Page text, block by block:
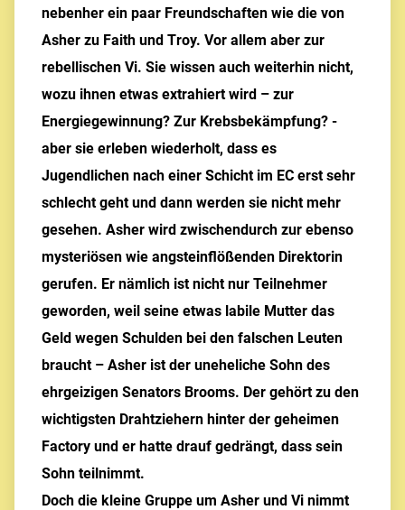
nebenher ein paar Freundschaften wie die von
Asher zu Faith und Troy. Vor allem aber zur
rebellischen Vi. Sie wissen auch weiterhin nicht,
wozu ihnen etwas extrahiert wird – zur
Energiegewinnung? Zur Krebsbekämpfung? -
aber sie erleben wiederholt, dass es
Jugendlichen nach einer Schicht im EC erst sehr
schlecht geht und dann werden sie nicht mehr
gesehen. Asher wird zwischendurch zur ebenso
mysteriösen wie angsteinflößenden Direktorin
gerufen. Er nämlich ist nicht nur Teilnehmer
geworden, weil seine etwas labile Mutter das
Geld wegen Schulden bei den falschen Leuten
braucht – Asher ist der uneheliche Sohn des
ehrgeizigen Senators Brooms. Der gehört zu den
wichtigsten Drahtziehern hinter der geheimen
Factory und er hatte drauf gedrängt, dass sein
Sohn teilnimmt.
Doch die kleine Gruppe um Asher und Vi nimmt